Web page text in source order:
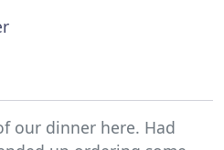
our dinner here. Had